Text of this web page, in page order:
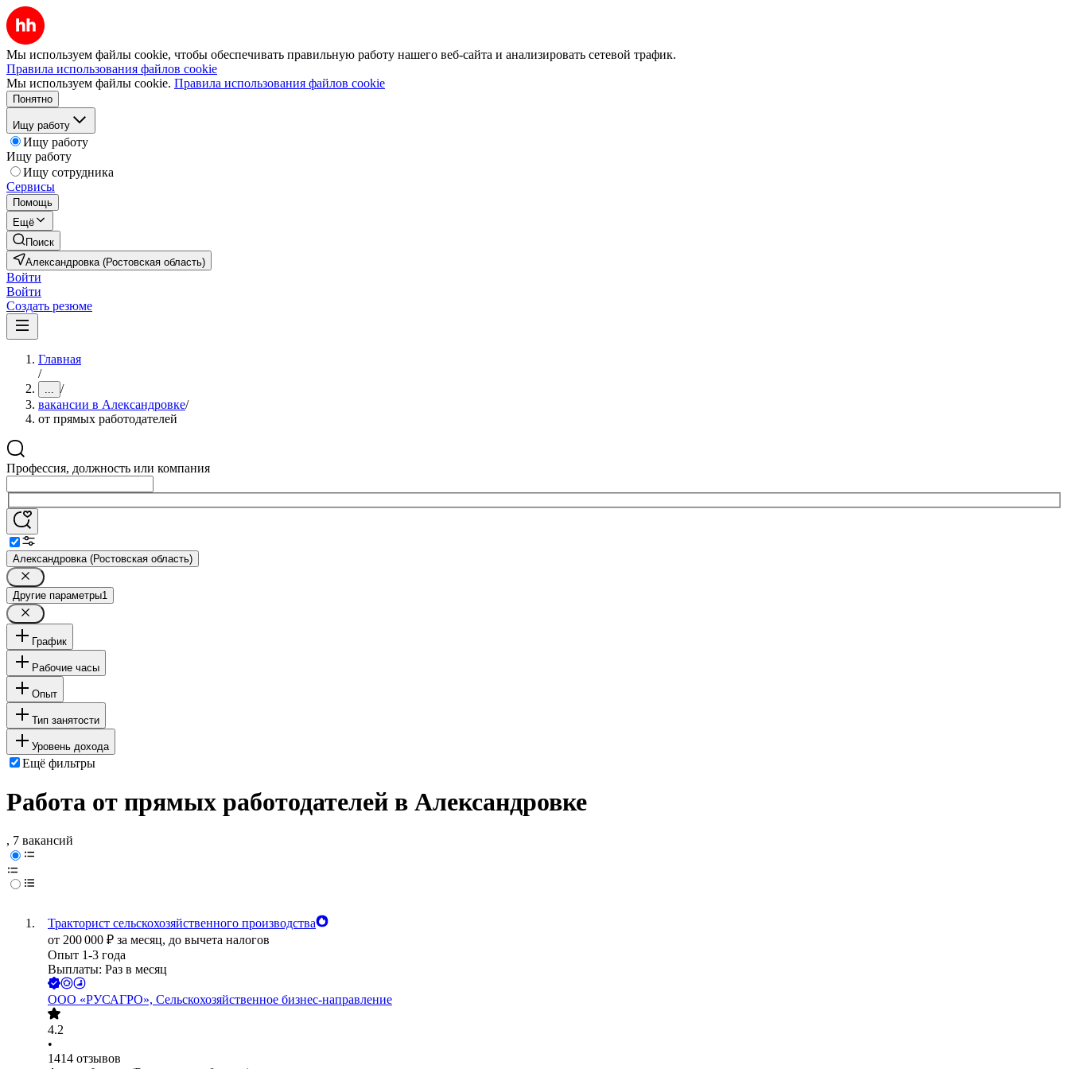
Мы используем файлы cookie, чтобы обеспечивать правильную работу нашего веб-сайта и анализировать сетевой трафик.
Правила использования файлов cookie
Мы используем файлы cookie. Правила использования файлов cookie
Понятно
Ищу работу
Ищу работу
Ищу работу
Ищу сотрудника
Сервисы
Помощь
Ещё
Поиск
Александровка (Ростовская область)
Войти
Войти
Создать резюме
Главная
/
... /
вакансии в Александровке/
от прямых работодателей
Профессия, должность или компания
Александровка (Ростовская область)
Другие параметры1
График
Рабочие часы
Опыт
Тип занятости
Уровень дохода
Ещё фильтры
Работа от прямых работодателей в Александровке
, 7 вакансий
Тракторист сельскохозяйственного производства
от 200 000 ₽ за месяц, до вычета налогов
Опыт 1-3 года
Выплаты: Раз в месяц
ООО «РУСАГРО», Сельскохозяйственное бизнес-направление
4.2
•
1414 отзывов